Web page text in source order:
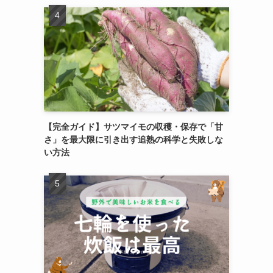
【完全ガイド】サツマイモの収穫・保存で「甘
さ」を最大限に引き出す追熟の科学と失敗しな
い方法